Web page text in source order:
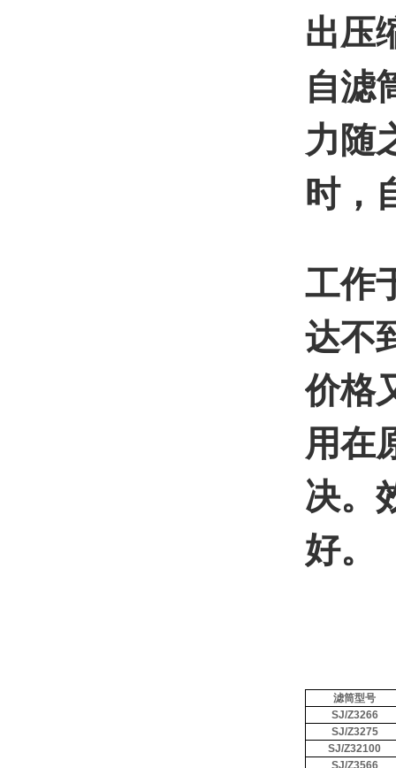
出压
自滤
力随
时，
工作
达不
价格
用在
决。
好。
滤筒型号
SJ/Z3266
SJ/Z3275
SJ/Z32100
SJ/Z3566